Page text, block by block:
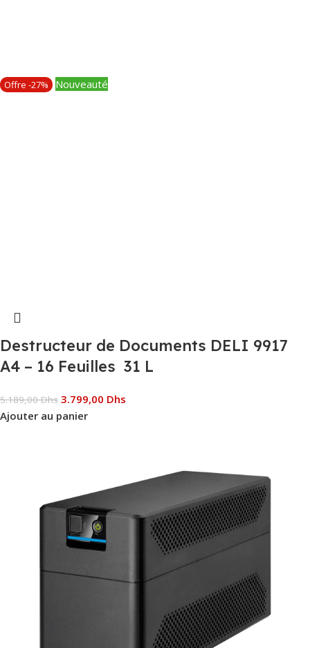
Offre -27% Nouveauté
Destructeur de Documents DELI 9917
A4 – 16 Feuilles 31 L
5.189,00Dhs 3.799,00 Dhs
Ajouter au panier